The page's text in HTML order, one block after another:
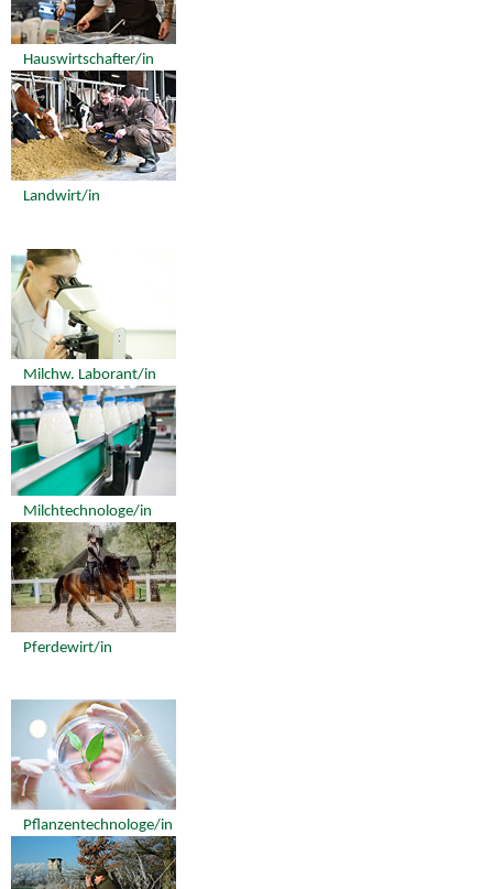
Hauswirtschafter/in
Landwirt/in
Milchw. Laborant/in
Milchtechnologe/in
Pferdewirt/in
Pflanzentechnologe/in